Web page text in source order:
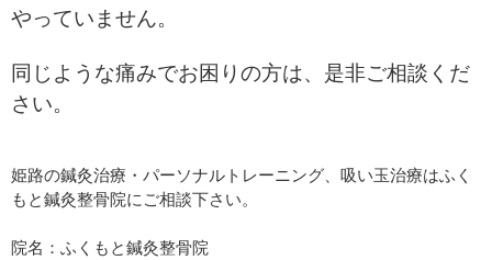
やっていません。
同じような痛みでお困りの方は、是非ご相談くだ
さい。
姫路の鍼灸治療・パーソナルトレーニング、吸い玉治療はふく
もと鍼灸整骨院にご相談下さい。
院名：ふくもと鍼灸整骨院